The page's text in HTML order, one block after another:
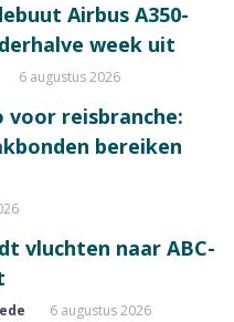
Airbus A350-
week uit
6 augustus 2026
voor reisbranche:
bereiken
vluchten naar ABC-
6 augustus 2026